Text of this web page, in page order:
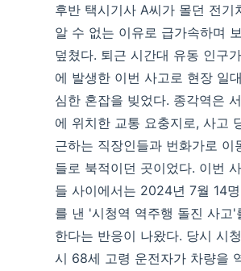
후반 택시기사 A씨가 몰던 전기
알 수 없는 이유로 급가속하며
덮쳤다. 퇴근 시간대 유동 인구
에 발생한 이번 사고로 현장 일
심한 혼잡을 빚었다. 종각역은
에 위치한 교통 요충지로, 사고
근하는 직장인들과 번화가로 이
들로 북적이던 곳이었다. 이번
들 사이에서는 2024년 7월 14
를 낸 '시청역 역주행 돌진 사고'
한다는 반응이 나왔다. 당시 시
시 68세 고령 운전자가 차량을